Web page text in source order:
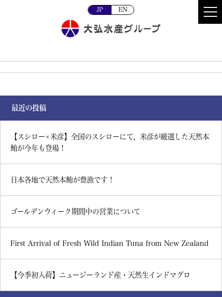
JP EN
最近の投稿
【スシロー×米彦】全国のスシローにて、米彦が厳選した天然本
鮪が今年も登場！
日本各地で天然本鮪が豊漁です！
ゴールデンウィーク期間中の営業について
First Arrival of Fresh Wild Indian Tuna from New Zealand
【今季初入荷】ニュージーランド産・天然生インドマグロ